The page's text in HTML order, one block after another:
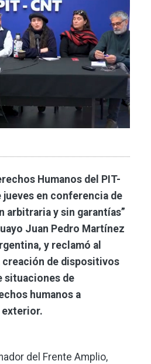
Humanos del PIT-
jueves en conferencia de
arbitraria y sin garantías”
Juan Pedro Martínez
y reclamó al
creación de dispositivos
situaciones de
humanos a
del Frente Amplio,